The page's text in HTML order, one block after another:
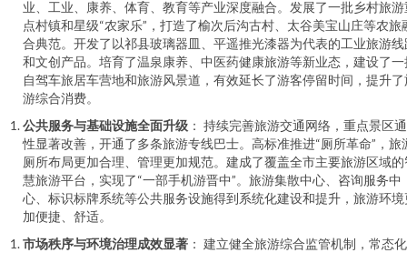
业、工业、康养、体育、教育等产业深度融合。发展了一批乡村旅游
点村镇和星级“农家乐”，打造了榆次后沟古村、太谷美宝山庄等农旅
合典范。开发了以祁县玻璃器皿、平遥推光漆器为代表的工业旅游线
和文创产品。培育了温泉康养、中医药健康旅游等新业态，建设了一
自驾车旅居车营地和旅游风景道，有效延长了游客停留时间，提升了
游综合消费。
公共服务与基础设施全面升级 ： 持续完善旅游交通网络，重点景区
性显著改善，开通了多条旅游专线巴士。高标准推进“厕所革命”，旅
厕所布局更加合理、管理更加规范。建成了覆盖全市主要旅游区域的
慧旅游平台，实现了“一部手机游晋中”。旅游集散中心、咨询服务中
心、标识标牌系统等公共服务设施得到系统化建设和提升，旅游环境
加便捷、舒适。
市场秩序与环境治理成效显著 ： 建立健全旅游综合监管机制，常态